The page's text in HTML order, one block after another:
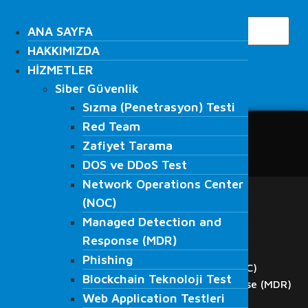
ANA SAYFA
HAKKIMIZDA
HİZMETLER
Siber Güvenlik
Sızma (Penetrasyon) Testi
Red Team
Zafiyet Tarama
DOS ve DDoS Test
Network Operations Center (NOC)
Managed Detection and Response (MDR)
Phishing
ANA SAYFA
HAKKIMIZDA
HİZMETLER
Siber Güvenlik
Sızma (Penetrasyon) Testi
Red Team
Zafiyet Tarama
DOS ve DDoS Test
Network Operations Center
(NOC)
Managed Detection and
Response (MDR)
Phishing
Blockchain Teknoloji Test
Web Application Testleri
ANA SAYFA
HAKKIMIZDA
HİZMETLER
Siber Güvenlik
Sızma (Penetrasyon) Testi
Red Team
Zafiyet Tarama
DOS ve DDoS Test
Network Operations Center
(NOC)
Managed Detection and
Response (MDR)
Phishing
Blockchain Teknoloji Test
Web Application Testleri